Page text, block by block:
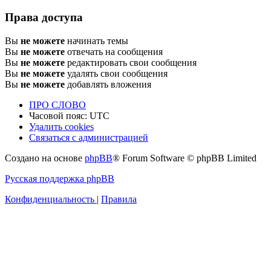
Права доступа
Вы не можете начинать темы
Вы не можете отвечать на сообщения
Вы не можете редактировать свои сообщения
Вы не можете удалять свои сообщения
Вы не можете добавлять вложения
ПРО СЛОВО
Часовой пояс: UTC
Удалить cookies
Связаться с администрацией
Создано на основе phpBB® Forum Software © phpBB Limited
Русская поддержка phpBB
Конфиденциальность | Правила